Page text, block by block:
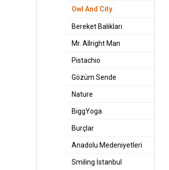
Owl And City
Bereket Balıkları
Mr. Allright Man
Pistachio
Gözüm Sende
Nature
BiggYoga
Burçlar
Anadolu Medeniyetleri
Smiling İstanbul